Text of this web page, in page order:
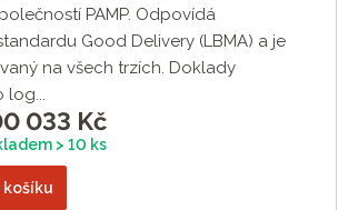
PAMP. Odpovídá
Good Delivery (LBMA) a je
na všech trzích. Doklady
log...
033 Kč
> 10 ks
košíku